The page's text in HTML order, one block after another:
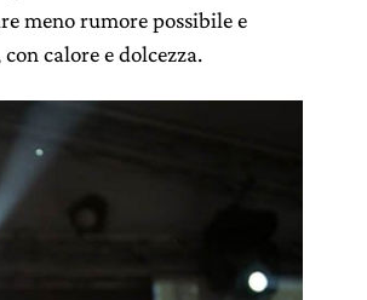
meno rumore possibile e
calore e dolcezza.